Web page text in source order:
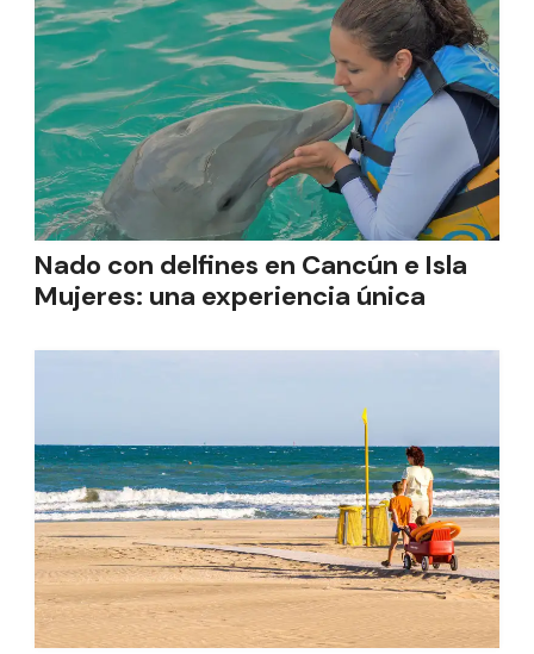
Nado con delfines en Cancún e Isla
Mujeres: una experiencia única